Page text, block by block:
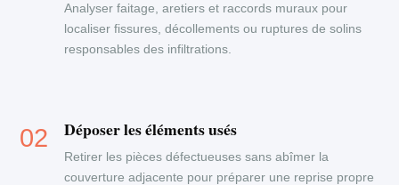
Analyser faitage, aretiers et raccords muraux pour
localiser fissures, décollements ou ruptures de solins
responsables des infiltrations.
Déposer les éléments usés
Retirer les pièces défectueuses sans abîmer la
couverture adjacente pour préparer une reprise propre